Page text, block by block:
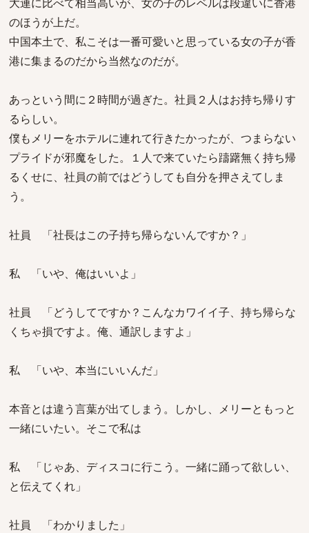
のほうが上だ。
中国本土で、私こそは一番可愛いと思っている女の子が香
港に集まるのだから当然なのだが。
あっという間に２時間が過ぎた。社員２人はお持ち帰りす
るらしい。
僕もメリーをホテルに連れて行きたかったが、つまらない
プライドが邪魔をした。１人で来ていたら躊躇無く持ち帰
るくせに、社員の前ではどうしても自分を押さえてしま
う。
社員 「社長はこの子持ち帰らないんですか？」
私 「いや、俺はいいよ」
社員 「どうしてですか？こんなカワイイ子、持ち帰らな
くちゃ損ですよ。俺、通訳しますよ」
私 「いや、本当にいいんだ」
本音とは違う言葉が出てしまう。しかし、メリーともっと
一緒にいたい。そこで私は
私 「じゃあ、ディスコに行こう。一緒に踊って欲しい、
と伝えてくれ」
社員 「わかりました」